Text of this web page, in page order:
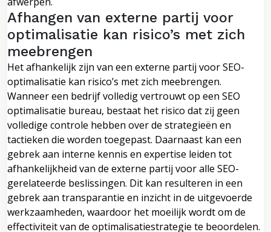
Afhangen van externe partij voor
optimalisatie kan risico’s met zich
meebrengen
Het afhankelijk zijn van een externe partij voor SEO-
optimalisatie kan risico’s met zich meebrengen.
Wanneer een bedrijf volledig vertrouwt op een SEO
optimalisatie bureau, bestaat het risico dat zij geen
volledige controle hebben over de strategieën en
tactieken die worden toegepast. Daarnaast kan een
gebrek aan interne kennis en expertise leiden tot
afhankelijkheid van de externe partij voor alle SEO-
gerelateerde beslissingen. Dit kan resulteren in een
gebrek aan transparantie en inzicht in de uitgevoerde
werkzaamheden, waardoor het moeilijk wordt om de
effectiviteit van de optimalisatiestrategie te beoordelen.